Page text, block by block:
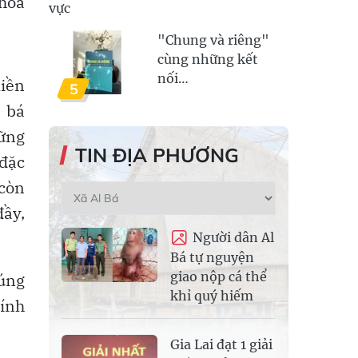
vực
5
"Chung và riêng"
cùng những kết
nối…
TIN ĐỊA PHƯƠNG
Người dân Al
Bá tự nguyện
giao nộp cá thể
khỉ quý hiếm
Gia Lai đạt 1 giải